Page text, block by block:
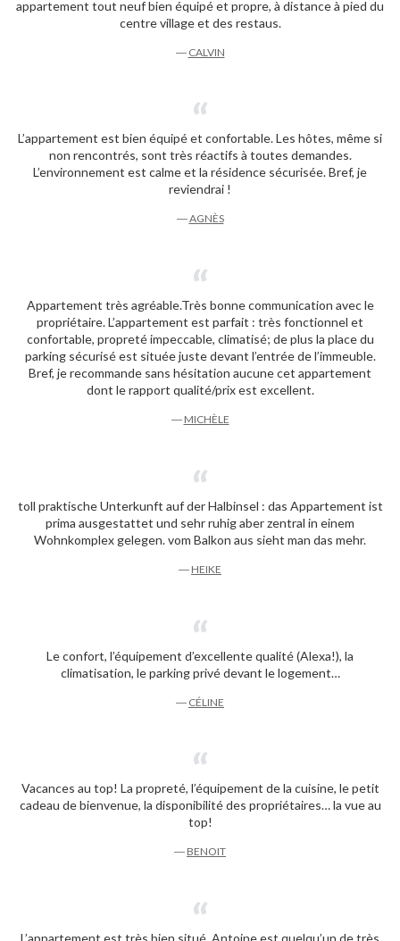
appartement tout neuf bien équipé et propre, à distance à pied du
centre village et des restaus.
― CALVIN
L’appartement est bien équipé et confortable. Les hôtes, même si
non rencontrés, sont très réactifs à toutes demandes.
L’environnement est calme et la résidence sécurisée. Bref, je
reviendrai !
―AGNÈS
Appartement très agréable.Très bonne communication avec le
propriétaire. L’appartement est parfait : très fonctionnel et
confortable, propreté impeccable, climatisé; de plus la place du
parking sécurisé est située juste devant l’entrée de l’immeuble.
Bref, je recommande sans hésitation aucune cet appartement
dont le rapport qualité/prix est excellent.
― MICHÈLE
toll praktische Unterkunft auf der Halbinsel : das Appartement ist
prima ausgestattet und sehr ruhig aber zentral in einem
Wohnkomplex gelegen. vom Balkon aus sieht man das mehr.
― HEIKE
Le confort, l’équipement d’excellente qualité (Alexa!), la
climatisation, le parking privé devant le logement…
― CÉLINE
Vacances au top! La propreté, l’équipement de la cuisine, le petit
cadeau de bienvenue, la disponibilité des propriétaires… la vue au
top!
― BENOIT
L’appartement est très bien situé. Antoine est quelqu’un de très